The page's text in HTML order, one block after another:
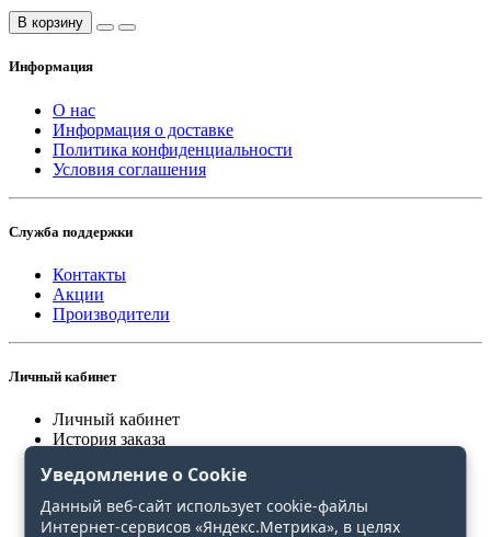
В корзину
Информация
О нас
Информация о доставке
Политика конфиденциальности
Условия соглашения
Служба поддержки
Контакты
Акции
Производители
Личный кабинет
Личный кабинет
История заказа
Сравнение
Уведомление о Cookie
Данный веб-сайт использует cookie-файлы
Интернет-сервисов «Яндекс.Метрика», в целях